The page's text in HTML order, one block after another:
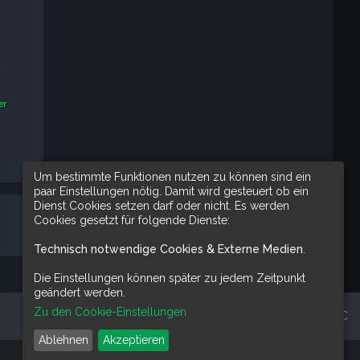
UTC
Um bestimmte Funktionen nutzen zu können sind ein
paar Einstellungen nötig. Damit wird gesteuert ob ein
Dienst Cookies setzen darf oder nicht. Es werden
Cookies gesetzt für folgende Dienste:
Technisch notwendige Cookies & Externe Medien
Die Einstellungen können später zu jedem Zeitpunkt
geändert werden.
Zu den Cookie-Einstellungen
Ablehnen Akzeptieren